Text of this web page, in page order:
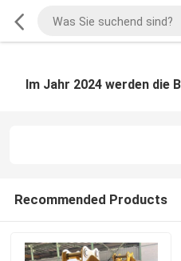
Im Jahr 2024 werden die
Recommended Products